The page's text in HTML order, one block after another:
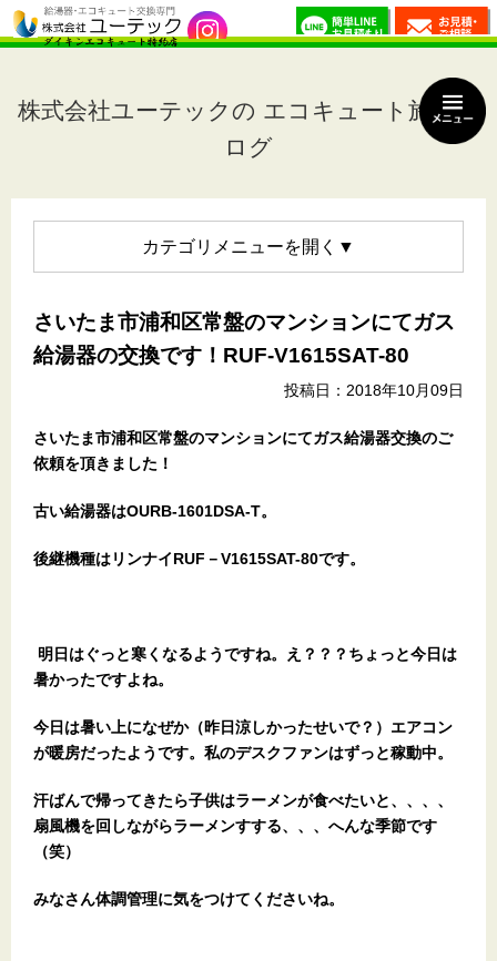
株式会社ユーテックの エコキュート施工ブ
ログ
カテゴリメニュー
さいたま市浦和区常盤のマンションにてガス
給湯器の交換です！RUF-V1615SAT-80
投稿日：2018年10月09日
さいたま市浦和区常盤のマンションにてガス給湯器交換のご
依頼を頂きました！
古い給湯器はOURB-1601DSA-T。
後継機種はリンナイRUF－V1615SAT-80です。
明日はぐっと寒くなるようですね。え？？？ちょっと今日は
暑かったですよね。
今日は暑い上になぜか（昨日涼しかったせいで？）エアコン
が暖房だったようです。私のデスクファンはずっと稼動中。
汗ばんで帰ってきたら子供はラーメンが食べたいと、、、、
扇風機を回しながらラーメンすする、、、へんな季節です
（笑）
みなさん体調管理に気をつけてくださいね。